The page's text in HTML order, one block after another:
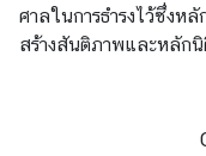
ก
ศาลในการธำรงไว้ซึ่งห
สร้างสันติภาพและหลักนิ
On 30